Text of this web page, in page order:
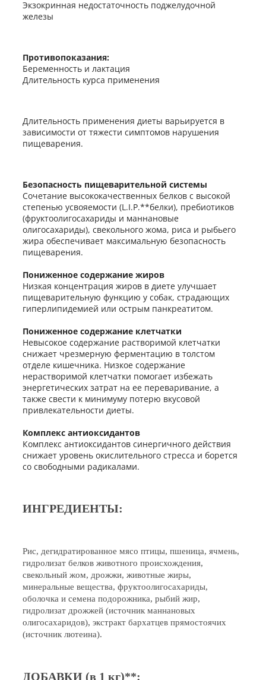
Экзокринная недостаточность поджелудочной
железы
Противопоказания:
Беременность и лактация
Длительность курса применения
Длительность применения диеты варьируется в
зависимости от тяжести симптомов нарушения
пищеварения.
Безопасность пищеварительной системы
Сочетание высококачественных белков с высокой
степенью усвояемости (L.I.P.**белки), пребиотиков
(фруктоолигосахариды и маннановые
олигосахариды), свекольного жома, риса и рыбьего
жира обеспечивает максимальную безопасность
пищеварения.
Пониженное содержание жиров
Низкая концентрация жиров в диете улучшает
пищеварительную функцию у собак, страдающих
гиперлипидемией или острым панкреатитом.
Пониженное содержание клетчатки
Невысокое содержание растворимой клетчатки
снижает чрезмерную ферментацию в толстом
отделе кишечника. Низкое содержание
нерастворимой клетчатки помогает избежать
энергетических затрат на ее переваривание, а
также свести к минимуму потерю вкусовой
привлекательности диеты.
Комплекс антиоксидантов
Комплекс антиоксидантов синергичного действия
снижает уровень окислительного стресса и борется
со свободными радикалами.
ИНГРЕДИЕНТЫ:
Рис, дегидратированное мясо птицы, пшеница, ячмень,
гидролизат белков животного происхождения,
свекольный жом, дрожжи, животные жиры,
минеральные вещества, фруктоолигосахариды,
оболочка и семена подорожника, рыбий жир,
гидролизат дрожжей (источник маннановых
олигосахаридов), экстракт бархатцев прямостоячих
(источник лютеина).
ДОБАВКИ (в 1 кг)**: